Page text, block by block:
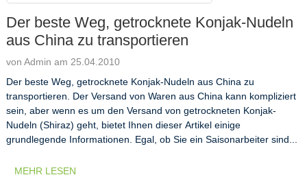
Der beste Weg, getrocknete Konjak-Nudeln
aus China zu transportieren
von Admin am 25.04.2010
Der beste Weg, getrocknete Konjak-Nudeln aus China zu
transportieren. Der Versand von Waren aus China kann kompliziert
sein, aber wenn es um den Versand von getrockneten Konjak-
Nudeln (Shiraz) geht, bietet Ihnen dieser Artikel einige
grundlegende Informationen. Egal, ob Sie ein Saisonarbeiter sind...
MEHR LESEN